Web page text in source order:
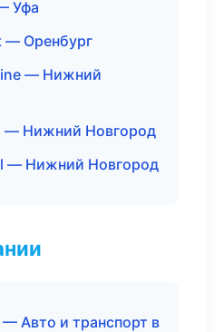
Уфа
— Оренбург
— Нижний
— Нижний Новгород
— Нижний Новгород
Авто и транспорт в